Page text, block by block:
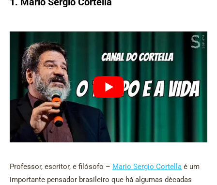
Professor, escritor, e filósofo – Mario Sergio Cortella é um
importante pensador brasileiro que há algumas décadas